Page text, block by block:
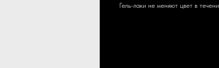
Гель-лаки не меняют цвет в